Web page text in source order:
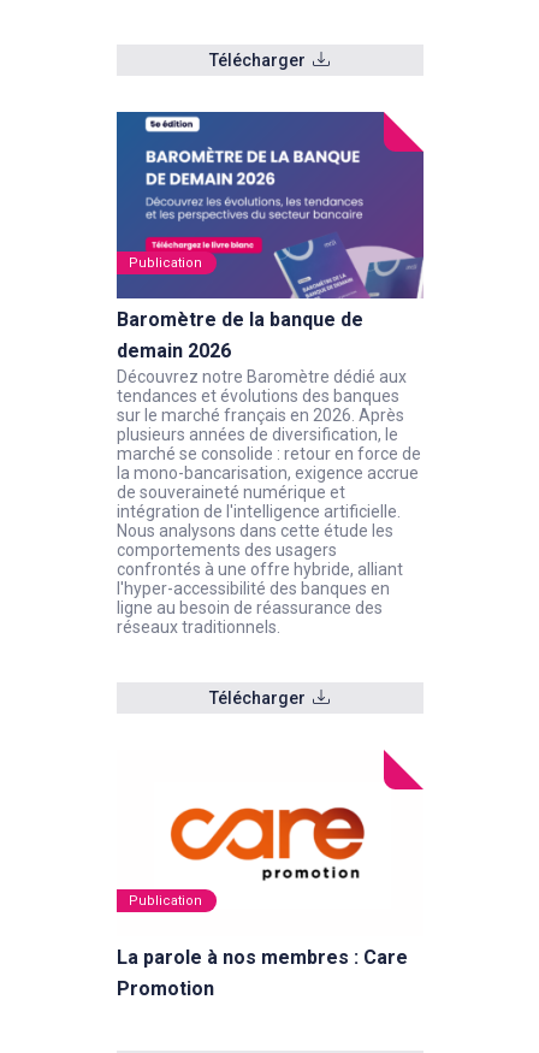
Télécharger
Publication
Baromètre de la banque de
demain 2026
Découvrez notre Baromètre dédié aux
tendances et évolutions des banques
sur le marché français en 2026. Après
plusieurs années de diversification, le
marché se consolide : retour en force de
la mono-bancarisation, exigence accrue
de souveraineté numérique et
intégration de l'intelligence artificielle.
Nous analysons dans cette étude les
comportements des usagers
confrontés à une offre hybride, alliant
l'hyper-accessibilité des banques en
ligne au besoin de réassurance des
réseaux traditionnels.
Télécharger
Publication
La parole à nos membres : Care
Promotion